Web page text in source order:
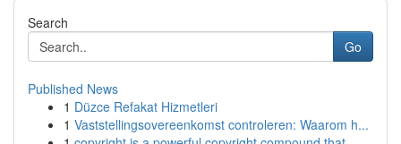
Search
Go
Published News
1 Düzce Refakat Hizmetleri
1 Vaststellingsovereenkomst controleren: Waarom h...